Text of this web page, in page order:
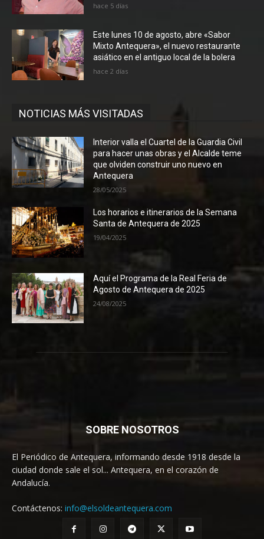
hace 5 días
Este lunes 10 de agosto, abre «Sabor
Mixto Antequera», el nuevo restaurante
asiático en el antiguo local de la bolera
hace 2 días
NOTICIAS MÁS VISITADAS
Interior valla el Cuartel de la Guardia Civil
para hacer unas obras y el Alcalde teme
que olviden construir uno nuevo en
Antequera
28/05/2025
Los horarios e itinerarios de la Semana
Santa de Antequera de 2025
19/04/2025
Aquí el Programa de la Real Feria de
Agosto de Antequera de 2025
24/08/2025
SOBRE NOSOTROS
El Periódico de Antequera, informando desde 1918 desde la
ciudad donde sale el sol... Antequera, en el corazón de
Andalucía.
Contáctenos: info@elsoldeantequera.com